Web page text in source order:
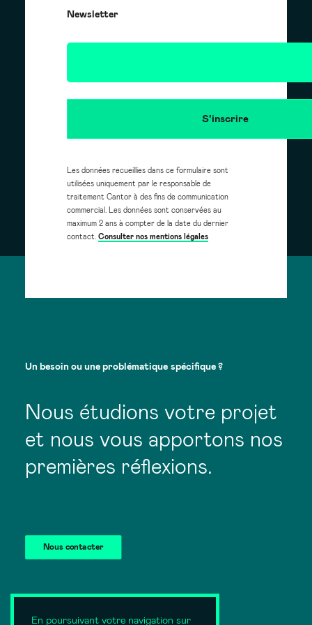
Newsletter
Les données recueillies dans ce formulaire sont
utilisées uniquement par le responsable de
traitement Cantor à des fins de communication
commercial. Les données sont conservées au
maximum 2 ans à compter de la date du dernier
contact. Consulter nos mentions légales
Un besoin ou une problématique spécifique ?
Nous étudions votre projet
et nous vous apportons nos
premières réflexions.
Nous contacter
En poursuivant votre navigation sur